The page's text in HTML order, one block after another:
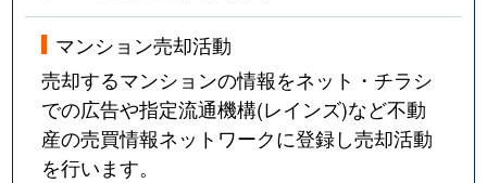
マンション売却活動
売却するマンションの情報をネット・チラシ
での広告や指定流通機構(レインズ)など不動
産の売買情報ネットワークに登録し売却活動
を行います。